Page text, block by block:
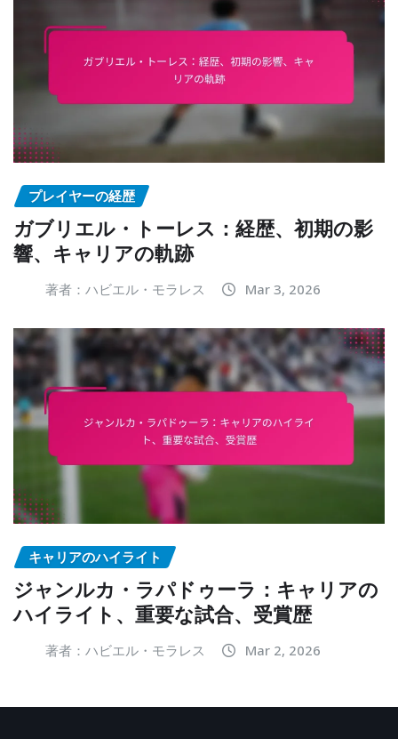
プレイヤーの経歴
ガブリエル・トーレス：経歴、初期の影
響、キャリアの軌跡
著者：ハビエル・モラレス Mar 3, 2026
キャリアのハイライト
ジャンルカ・ラパドゥーラ：キャリアの
ハイライト、重要な試合、受賞歴
著者：ハビエル・モラレス Mar 2, 2026